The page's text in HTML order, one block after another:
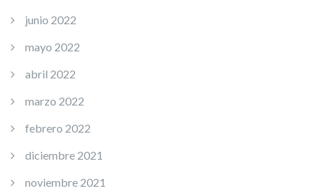
junio 2022
mayo 2022
abril 2022
marzo 2022
febrero 2022
diciembre 2021
noviembre 2021